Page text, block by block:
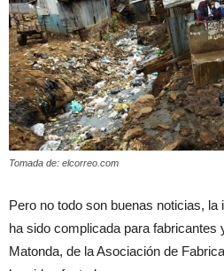
Tomada de: elcorreo.com
Pero no todo son buenas noticias,
ha sido complicada para
Matonda, de la Asociación de